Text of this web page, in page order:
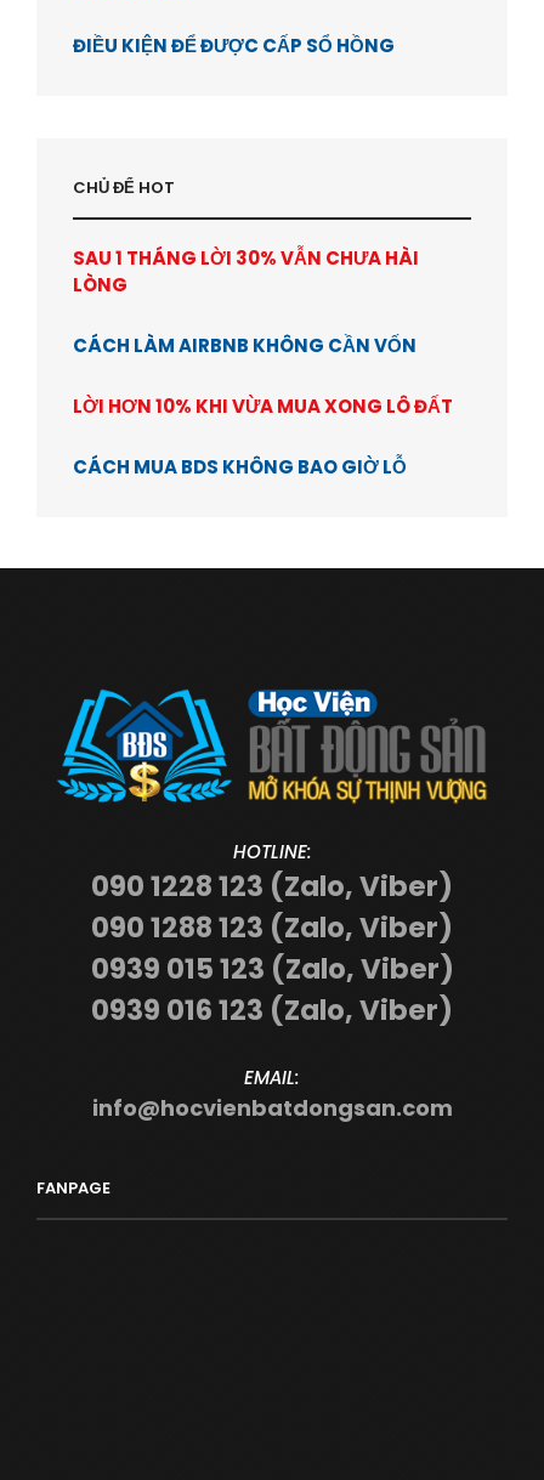
ĐIỀU KIỆN ĐỂ ĐƯỢC CẤP SỔ HỒNG
CHỦ ĐỂ HOT
SAU 1 THÁNG LỜI 30% VẪN CHƯA HÀI
LÒNG
CÁCH LÀM AIRBNB KHÔNG CẦN VỐN
LỜI HƠN 10% KHI VỪA MUA XONG LÔ ĐẤT
CÁCH MUA BDS KHÔNG BAO GIỜ LỖ
HOTLINE:
090 1228 123 (Zalo, Viber)
090 1288 123 (Zalo, Viber)
0939 015 123 (Zalo, Viber)
0939 016 123 (Zalo, Viber)
EMAIL:
info@hocvienbatdongsan.com
FANPAGE